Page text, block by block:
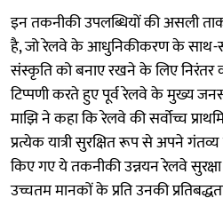
इन तकनीकी उपलब्धियों की असली
है, जो रेलवे के आधुनिकीकरण के साथ-
संस्कृति को बनाए रखने के लिए निरंतर
टिप्पणी करते हुए पूर्व रेलवे के मुख्य
माझि ने कहा कि रेलवे की सर्वोच्च
प्रत्येक यात्री सुरक्षित रूप से अपने
किए गए ये तकनीकी उन्नयन रेलवे
उच्चतम मानकों के प्रति उनकी